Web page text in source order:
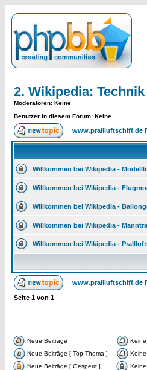
2. Wikipedia:
Moderatoren: Keine
Benutzer in diesem Forum: Keine
www.prallluftschiff.de
Willkommen bei Wikipedia -
Willkommen bei Wikipedia -
Willkommen bei Wikipedia -
Willkommen bei Wikipedia -
Willkommen bei Wikipedia -
www.prallluftschiff.de
Seite 1 von 1
Neue Beiträge
Neue Beiträge [ Top-Thema ]
Neue Beiträge [ Gesperrt ]